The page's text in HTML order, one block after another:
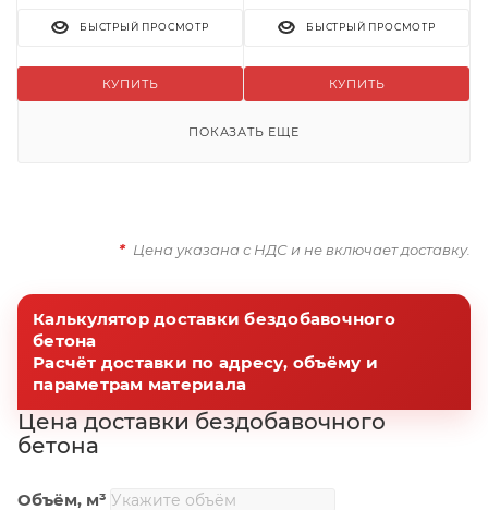
КУПИТЬ
БЫСТРЫЙ ПРОСМОТР
КУПИТЬ
БЫСТРЫЙ ПРОСМОТР
ПОКАЗАТЬ ЕЩЕ
* Цена указана с НДС и не включает доставку.
Калькулятор доставки бездобавочного
бетона
Расчёт доставки по адресу, объёму и
параметрам материала
Цена доставки бездобавочного
бетона
Объём, м³